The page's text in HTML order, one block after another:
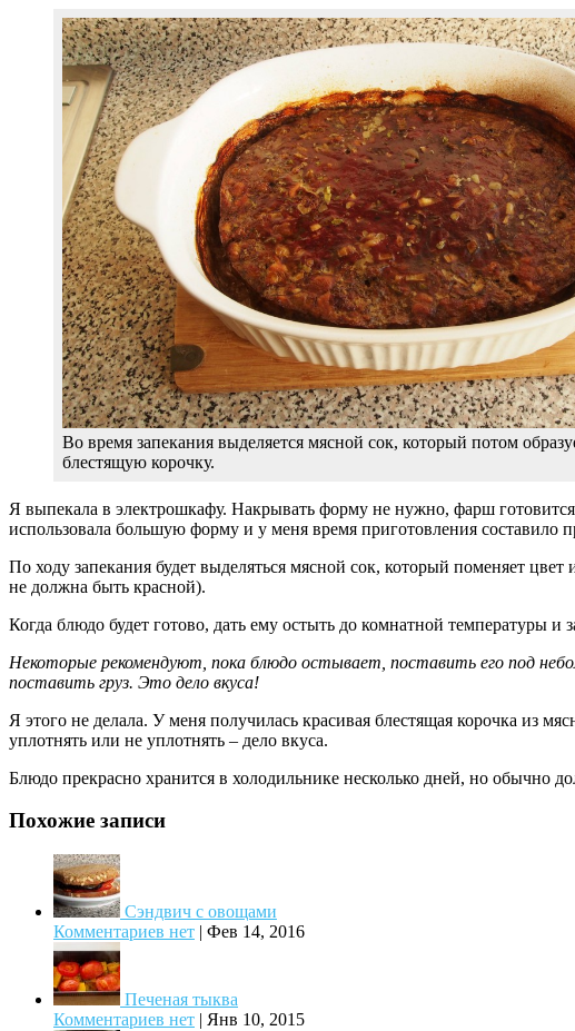
Во время запекания выделяется мясной сок, который потом
блестящую корочку.
Я выпекала в электрошкафу. Накрывать форму не нужно, фарш
использовала большую форму и у меня время приготовления составило
По ходу запекания будет выделяться мясной сок, который поменяет
не должна быть красной).
Когда блюдо будет готово, дать ему остыть до комнатной температуры
Некоторые рекомендуют, пока блюдо остывает, поставить его под
поставить груз. Это дело вкуса!
Я этого не делала. У меня получилась красивая блестящая корочка из
уплотнять или не уплотнять – дело вкуса.
Блюдо прекрасно хранится в холодильнике несколько дней, но обычно
Похожие записи
Сэндвич с овощами
Комментариев нет | Фев 14, 2016
Печеная тыква
Комментариев нет | Янв 10, 2015